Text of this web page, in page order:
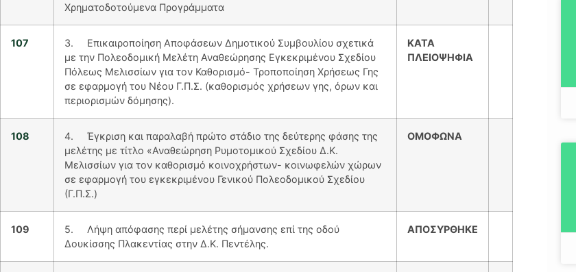
Χρηματοδοτούμενα Προγράμματα
107
3. Επικαιροποίηση Αποφάσεων Δημοτικού Συμβουλίου σχετικά
με την Πολεοδομική Μελέτη Αναθεώρησης Εγκεκριμένου Σχεδίου
Πόλεως Μελισσίων για τον Καθορισμό- Τροποποίηση Χρήσεως Γης
σε εφαρμογή του Νέου Γ.Π.Σ. (καθορισμός χρήσεων γης, όρων και
περιορισμών δόμησης).
ΚΑΤΑ
ΠΛΕΙΟΨΗΦΙΑ
108
4. Έγκριση και παραλαβή πρώτο στάδιο της δεύτερης φάσης της
μελέτης με τίτλο «Αναθεώρηση Ρυμοτομικού Σχεδίου Δ.Κ.
Μελισσίων για τον καθορισμό κοινοχρήστων- κοινωφελών χώρων
σε εφαρμογή του εγκεκριμένου Γενικού Πολεοδομικού Σχεδίου
(Γ.Π.Σ.)
ΟΜΟΦΩΝΑ
109
5. Λήψη απόφασης περί μελέτης σήμανσης επί της οδού
Δουκίσσης Πλακεντίας στην Δ.Κ. Πεντέλης.
ΑΠΟΣΥΡΘΗΚΕ